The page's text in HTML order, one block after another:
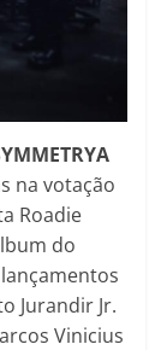
na votação
Roadie
do
Jurandir Jr.
Vinicius